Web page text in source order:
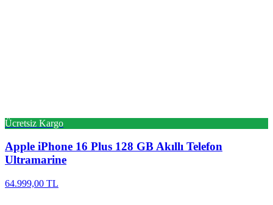
Ücretsiz Kargo
Apple iPhone 16 Plus 128 GB Akıllı Telefon
Ultramarine
64.999,00 TL